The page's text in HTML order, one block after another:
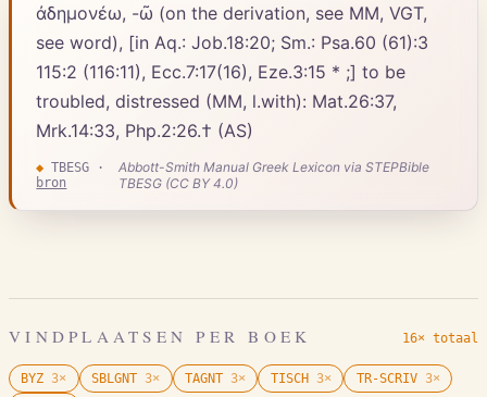
ἀδημονέω, -ῶ (on the derivation, see MM, VGT,
see word), [in Aq.: Job.18:20; Sm.: Psa.60 (61):3
115:2 (116:11), Ecc.7:17(16), Eze.3:15 * ;] to be
troubled, distressed (MM, l.with): Mat.26:37,
Mrk.14:33, Php.2:26.† (AS)
◆ TBESG ·
bron
Abbott-Smith Manual Greek Lexicon via STEPBible
TBESG (CC BY 4.0)
VINDPLAATSEN PER BOEK 16× totaal
BYZ 3× SBLGNT 3× TAGNT 3× TISCH 3× TR-SCRIV 3×